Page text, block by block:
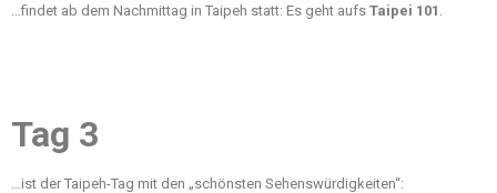
…findet ab dem Nachmittag in Taipeh statt: Es geht aufs Taipei 101
Tag 3
…ist der Taipeh-Tag mit den „schönsten Sehenswürdigkeiten“: